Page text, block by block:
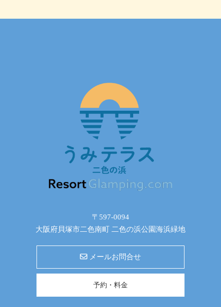
〒597-0094
大阪府貝塚市二色南町 二色の浜公園海浜緑地
メールお問合せ
予約・料金